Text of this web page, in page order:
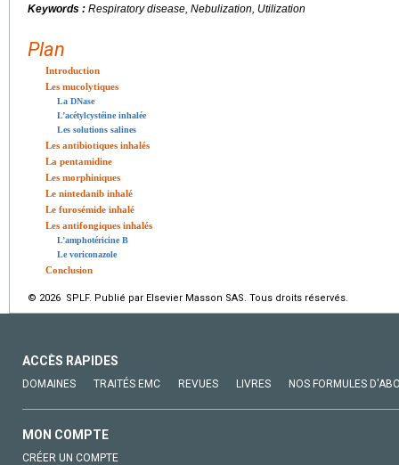
Keywords : Respiratory disease, Nebulization, Utilization
Plan
Introduction
Les mucolytiques
La DNase
L’acétylcystéine inhalée
Les solutions salines
Les antibiotiques inhalés
La pentamidine
Les morphiniques
Le nintedanib inhalé
Le furosémide inhalé
Les antifongiques inhalés
L’amphotéricine B
Le voriconazole
Conclusion
© 2026 SPLF. Publié par Elsevier Masson SAS. Tous droits réservés.
ACCÈS RAPIDES
DOMAINES TRAITÉS EMC REVUES LIVRES NOS FORMULES
MON COMPTE
CRÉER UN COMPTE